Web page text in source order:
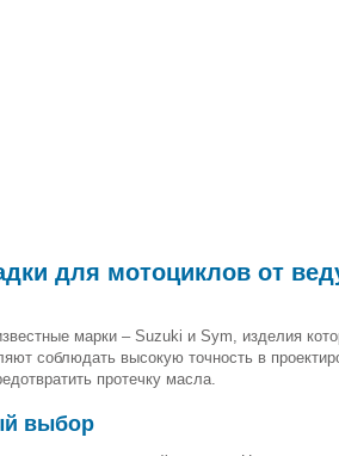
для мотоциклов от
марки – Suzuki и Sym, изделия
соблюдать высокую точность в
протечку масла.
выбор